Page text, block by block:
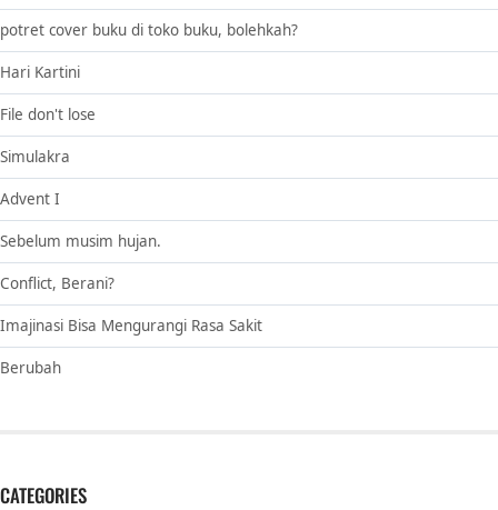
potret cover buku di toko buku, bolehkah?
Hari Kartini
File don't lose
Simulakra
Advent I
Sebelum musim hujan.
Conflict, Berani?
Imajinasi Bisa Mengurangi Rasa Sakit
Berubah
CATEGORIES